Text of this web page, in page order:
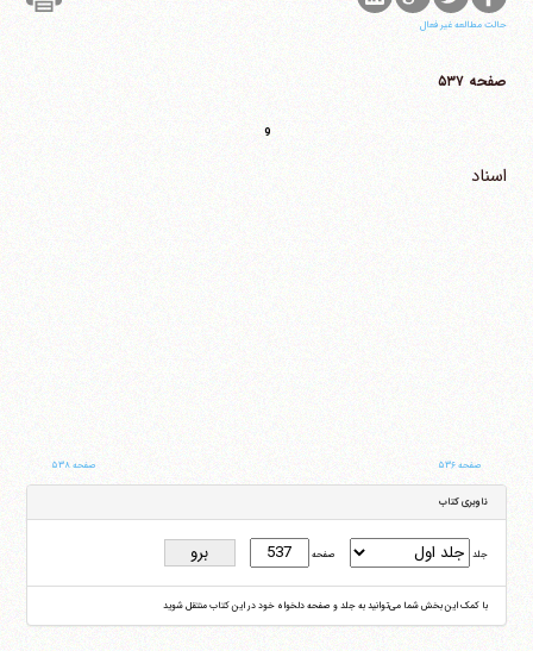
حالت مطالعه غیر فعال
صفحه ۵۳۷
9
اسناد
صفحه ۵۳۶ صفحه ۵۳۸
ناوبری کتاب
جلد صفحه
با کمک این بخش شما می‌توانید به جلد و صفحه دلخواه خود در این کتاب منتقل شوید